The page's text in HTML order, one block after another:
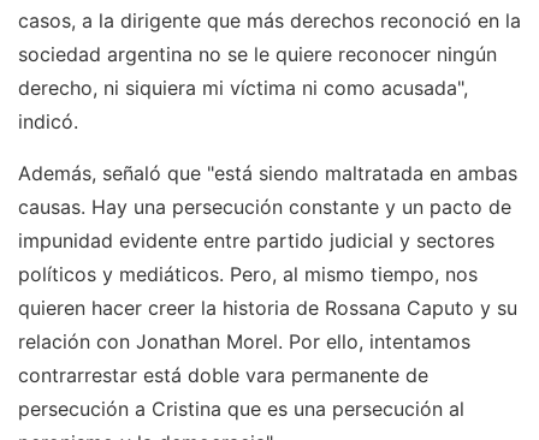
casos, a la dirigente que más derechos reconoció en la
sociedad argentina no se le quiere reconocer ningún
derecho, ni siquiera mi víctima ni como acusada",
indicó.
Además, señaló que "está siendo maltratada en ambas
causas. Hay una persecución constante y un pacto de
impunidad evidente entre partido judicial y sectores
políticos y mediáticos. Pero, al mismo tiempo, nos
quieren hacer creer la historia de Rossana Caputo y su
relación con Jonathan Morel. Por ello, intentamos
contrarrestar está doble vara permanente de
persecución a Cristina que es una persecución al